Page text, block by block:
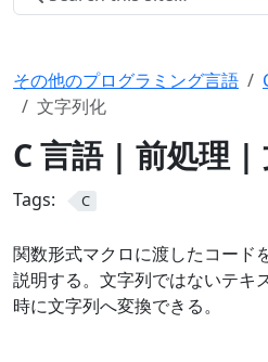
その他のプログラミング言語
文字列化
C 言語 | 前処理 |
Tags: C
関数形式マクロに渡したコード
説明する。文字列ではないテキ
時に文字列へ変換できる。